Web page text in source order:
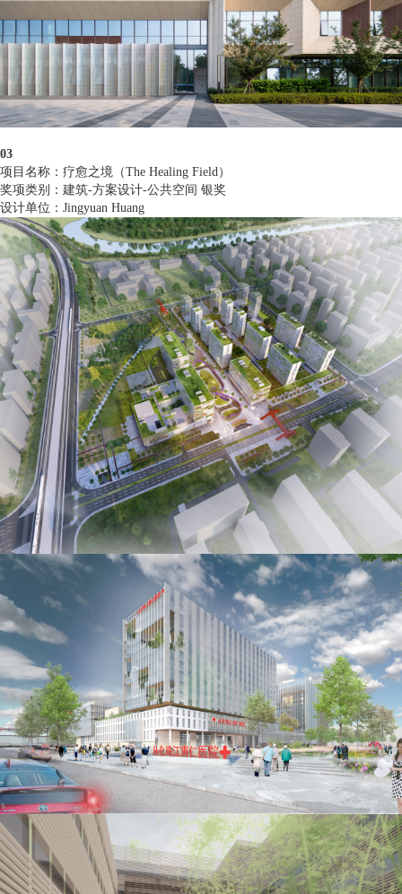
03
项目名称：疗愈之境（The Healing Field）
奖项类别：建筑-方案设计-公共空间 银奖
设计单位：Jingyuan Huang